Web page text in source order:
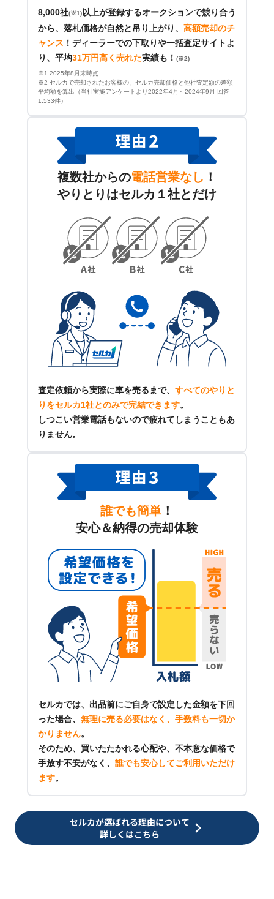
8,000社(※1) 以上が登録するオークションで競り合う
から、落札価格が自然と吊り上がり、 高額売却のチ
ャンス ！ ディーラーでの下取りや一括査定サイトよ
り、平均31万円高く売れた実績も！ (※2)
※1 2025年8月末時点
※2 セルカで売却されたお客様の、セルカ売却価格と他社査定額の差額
平均額を算出（当社実施アンケートより2022年4月～2024年9月 回答
1,533件）
複数社からの電話営業なし ！
やりとりはセルカ１社とだけ
査定依頼から実際に車を売るまで、 すべてのやりと
りをセルカ1社とのみで完結できます。
しつこい営業電話もないので疲れてしまうこともあ
りません。
誰でも簡単 ！
安心＆納得の売却体験
セルカでは、出品前にご自身で設定した金額を下回
った場合、 無理に売る必要はなく、手数料も一切か
かりません。
そのため、買いたたかれる心配や、不本意な価格で
手放す不安がなく、 誰でも安心してご利用いただけ
ます。
セルカが選ばれる理由について
詳しくはこちら